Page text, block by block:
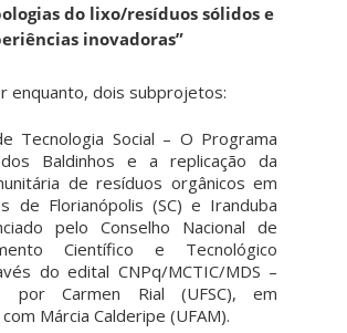
do lixo/resíduos sólidos e
inovadoras”
enquanto, dois subprojetos:
Tecnologia Social – O Programa
dos Baldinhos e a replicação da
de resíduos orgânicos em
de Florianópolis (SC) e Iranduba
pelo Conselho Nacional de
Científico e Tecnológico
do edital CNPq/MCTIC/MDS –
por Carmen Rial (UFSC), em
Márcia Calderipe (UFAM).